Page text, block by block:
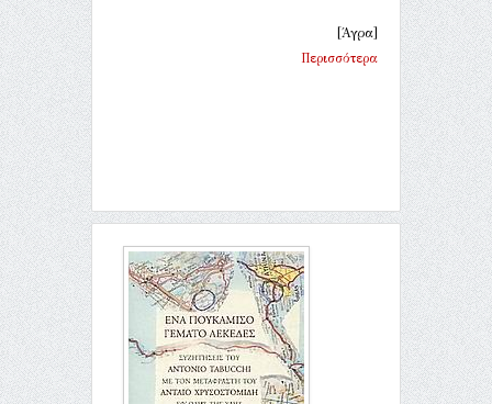
[Άγρα]
Περισσότερα